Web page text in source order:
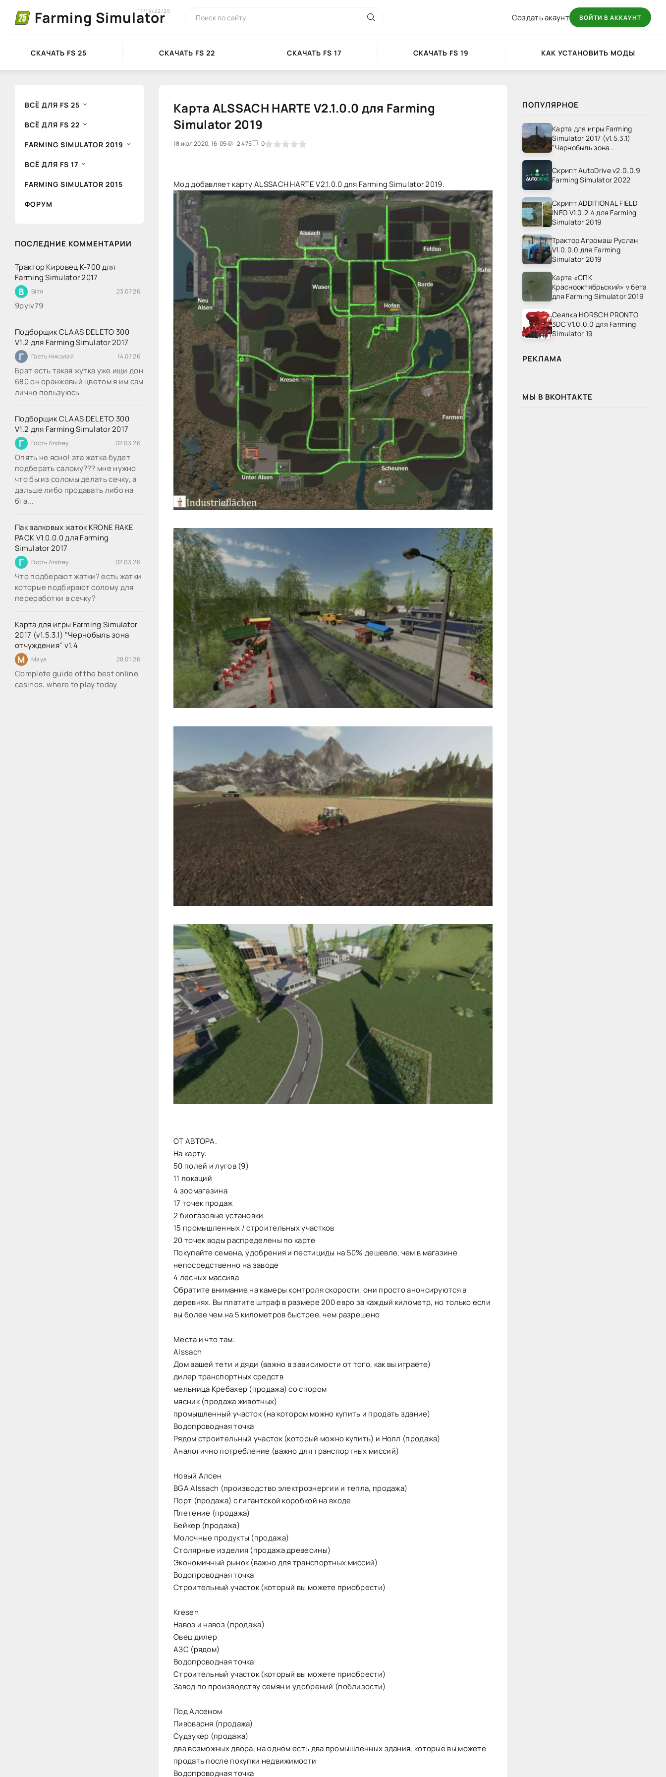
Farming Simulator
17/19/22/25
Создать акаунт ВОЙТИ В АККАУНТ
СКАЧАТЬ FS 25 СКАЧАТЬ FS 22 СКАЧАТЬ FS 17 СКАЧАТЬ FS 19 КАК УСТАНОВИТЬ МОДЫ
ВСЁ ДЛЯ FS 25
ВСЁ ДЛЯ FS 22
FARMING SIMULATOR 2019
ВСЁ ДЛЯ FS 17
FARMING SIMULATOR 2015
ФОРУМ
ПОСЛЕДНИЕ КОММЕНТАРИИ
Трактор Кировец К-700 для
Farming Simulator 2017
В Вітя 23.07.26
9руіv79
Подборщик CLAAS DELETO 300
V1.2 для Farming Simulator 2017
Г Гость Николай 14.07.26
Брат есть такая жутка уже ищи дон
680 он оранжевый цветом я им сам
лично пользуюсь
Подборщик CLAAS DELETO 300
V1.2 для Farming Simulator 2017
Г Гость Andrey 02.03.26
Опять не ясно! эта жатка будет
подберать салому??? мне нужно
что бы из соломы делать сечку, а
дальше либо продавать либо на
бга...
Пак валковых жаток KRONE RAKE
PACK V1.0.0.0 для Farming
Simulator 2017
Г Гость Andrey 02.03.26
Что подберают жатки? есть жатки
которые подбирают солому для
переработки в сечку?
Карта для игры Farming Simulator
2017 (v1.5.3.1) "Чернобыль зона
отчуждения" v1.4
M Maya 28.01.26
Complete guide of the best online
casinos: where to play today
Карта ALSSACH HARTE V2.1.0.0 для Farming
Simulator 2019
18 июл 2020, 16:05 2 475 0
1 2 3 4 5
Мод добавляет карту ALSSACH HARTE V2.1.0.0 для Farming Simulator 2019.
ОТ АВТОРА.
На карту:
50 полей и лугов (9)
11 локаций
4 зоомагазина
17 точек продаж
2 биогазовые установки
15 промышленных / строительных участков
20 точек воды распределены по карте
Покупайте семена, удобрения и пестициды на 50% дешевле, чем в магазине
непосредственно на заводе
4 лесных массива
Обратите внимание на камеры контроля скорости, они просто анонсируются в
деревнях. Вы платите штраф в размере 200 евро за каждый километр, но только если
вы более чем на 5 километров быстрее, чем разрешено
Места и что там:
Alssach
Дом вашей тети и дяди (важно в зависимости от того, как вы играете)
дилер транспортных средств
мельница Кребахер (продажа) со спором
мясник (продажа животных)
промышленный участок (на котором можно купить и продать здание)
Водопроводная точка
Рядом строительный участок (который можно купить) и Нолл (продажа)
Аналогично потребление (важно для транспортных миссий)
Новый Алсен
BGA Alssach (производство электроэнергии и тепла, продажа)
Порт (продажа) с гигантской коробкой на входе
Плетение (продажа)
Бейкер (продажа)
Молочные продукты (продажа)
Столярные изделия (продажа древесины)
Экономичный рынок (важно для транспортных миссий)
Водопроводная точка
Строительный участок (который вы можете приобрести)
Kresen
Навоз и навоз (продажа)
Овец дилер
АЗС (рядом)
Водопроводная точка
Строительный участок (который вы можете приобрести)
Завод по производству семян и удобрений (поблизости)
Под Алсеном
Пивоварня (продажа)
Судзукер (продажа)
два возможных двора, на одном есть два промышленных здания, которые вы можете
продать после покупки недвижимости
Водопроводная точка
ПОПУЛЯРНОЕ
Карта для игры Farming
Simulator 2017 (v1.5.3.1)
"Чернобыль зона
Скрипт AutoDrive v2.0.0.9
Farming Simulator 2022
Скрипт ADDITIONAL FIELD
INFO V1.0.2.4 для Farming
Simulator 2019
Трактор Агромаш Руслан
V1.0.0.0 для Farming
Simulator 2019
Карта «СПК
Краснооктябрьский» v бета
для Farming Simulator 2019
Сеялка HORSCH PRONTO
3DC V1.0.0.0 для Farming
Simulator 19
РЕКЛАМА
МЫ В ВКОНТАКТЕ